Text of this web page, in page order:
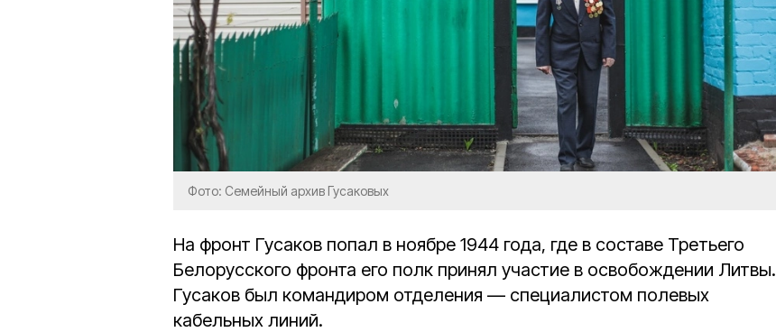
Фото: Семейный архив Гусаковых
На фронт Гусаков попал в ноябре 1944 года, где в составе Третьего
Белорусского фронта его полк принял участие в освобождении Литвы.
Гусаков был командиром отделения — специалистом полевых
кабельных линий.